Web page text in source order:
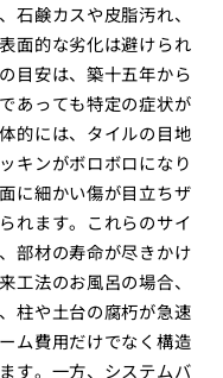
石鹸カスや皮脂汚れ、
面的な劣化は避けられ
目安は、築十五年から
あっても特定の症状が
的には、タイルの目地
キンがボロボロになり
に細かい傷が目立ちザ
れます。これらのサイ
部材の寿命が尽きかけ
工法のお風呂の場合、
柱や土台の腐朽が急速
ム費用だけでなく構造
す。一方、システムバ